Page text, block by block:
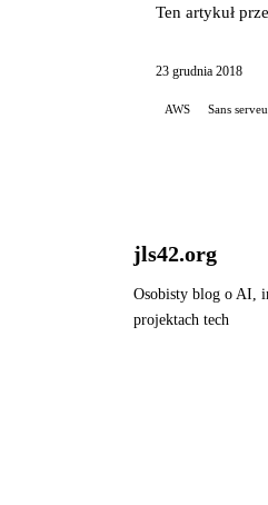
Ten artykuł
23 grudnia 2018
AWS Sans
jls42.org
Osobisty blog o AI,
projektach tech